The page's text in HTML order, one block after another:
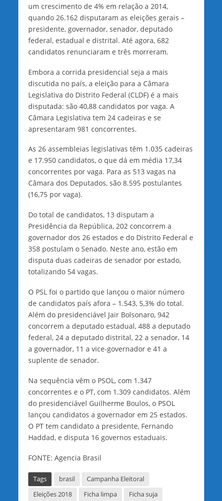
um crescimento de 4% em relação a 2014,
quando 26.162 disputaram as eleições gerais –
presidente, governador, senador, deputado
federal, estadual e distrital. Até agora, 682
candidatos renunciaram e três morreram.
Embora a corrida presidencial seja a mais
discutida no país, a eleição para a Câmara
Legislativa do Distrito Federal (CLDF) é a mais
disputada: são 40,88 candidatos por vaga. A
Câmara Legislativa tem 24 cadeiras e se
apresentaram 981 concorrentes.
As 26 assembleias legislativas têm 1.035 cadeiras
e 17.950 candidatos, o que dá em média 17,34
concorrentes por vaga. Para as 513 vagas na
Câmara dos Deputados, são 8.595 postulantes
(16,75 por vaga).
Do total de candidatos, 13 disputam a
Presidência da República, 202 concorrem a
governador dos 26 estados e do Distrito Federal e
358 postulam o Senado. Neste ano, estão em
disputa duas cadeiras de senador por estado,
totalizando 54 vagas.
O PSL foi o partido que lançou o maior número
de candidatos país afora – 1.543, 5,3% do total.
Além do presidenciável Jair Bolsonaro, 942
concorrem a deputado estadual, 488 a deputado
federal, 24 a deputado distrital, 22 a senador, 14
a governador, 11 a vice-governador e 41 a
suplente de senador.
Na sequência vêm o PSOL, com 1.347
concorrentes e o PT, com 1.309 candidatos. Além
do presidenciável Guilherme Boulos, o PSOL
lançou candidatos a governador em 25 estados.
O PT tem candidato a presidente, Fernando
Haddad, e disputa 16 governos estaduais.
FONTE: Agencia Brasil
Tags brasil
Campanha Eleitoral
Eleições 2018
Ficha limpa Ficha suja